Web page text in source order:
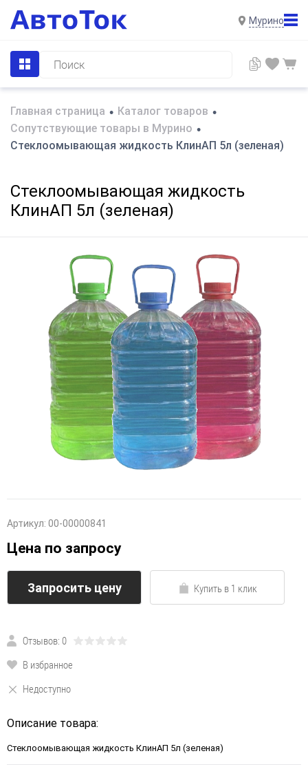
Мурино
Главная страница • Каталог товаров •
Сопутствующие товары в Мурино •
Стеклоомывающая жидкость КлинАП 5л (зеленая)
Стеклоомывающая жидкость
КлинАП 5л (зеленая)
Артикул: 00-00000841
Цена по запросу
Запросить цену Купить в 1 клик
Отзывов: 0
В избранное
Недоступно
Описание товара:
Стеклоомывающая жидкость КлинАП 5л (зеленая)